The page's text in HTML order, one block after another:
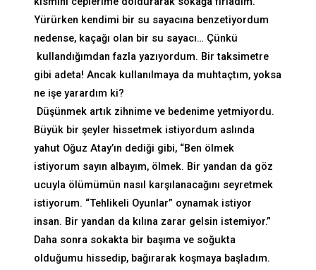
Yürürken kendimi bir su sayacına benzetiyordum
nedense, kaçağı olan bir su sayacı… Çünkü
kullandığımdan fazla yazıyordum. Bir taksimetre
gibi adeta! Ancak kullanılmaya da muhtaçtım, yoksa
ne işe yarardım ki?
Düşünmek artık zihnime ve bedenime yetmiyordu.
Büyük bir şeyler hissetmek istiyordum aslında
yahut Oğuz Atay’ın dediği gibi, “Ben ölmek
istiyorum sayın albayım, ölmek. Bir yandan da göz
ucuyla ölümümün nasıl karşılanacağını seyretmek
istiyorum. “Tehlikeli Oyunlar” oynamak istiyor
insan. Bir yandan da kılına zarar gelsin istemiyor.”
Daha sonra sokakta bir başıma ve soğukta
olduğumu hissedip, bağırarak koşmaya başladım.